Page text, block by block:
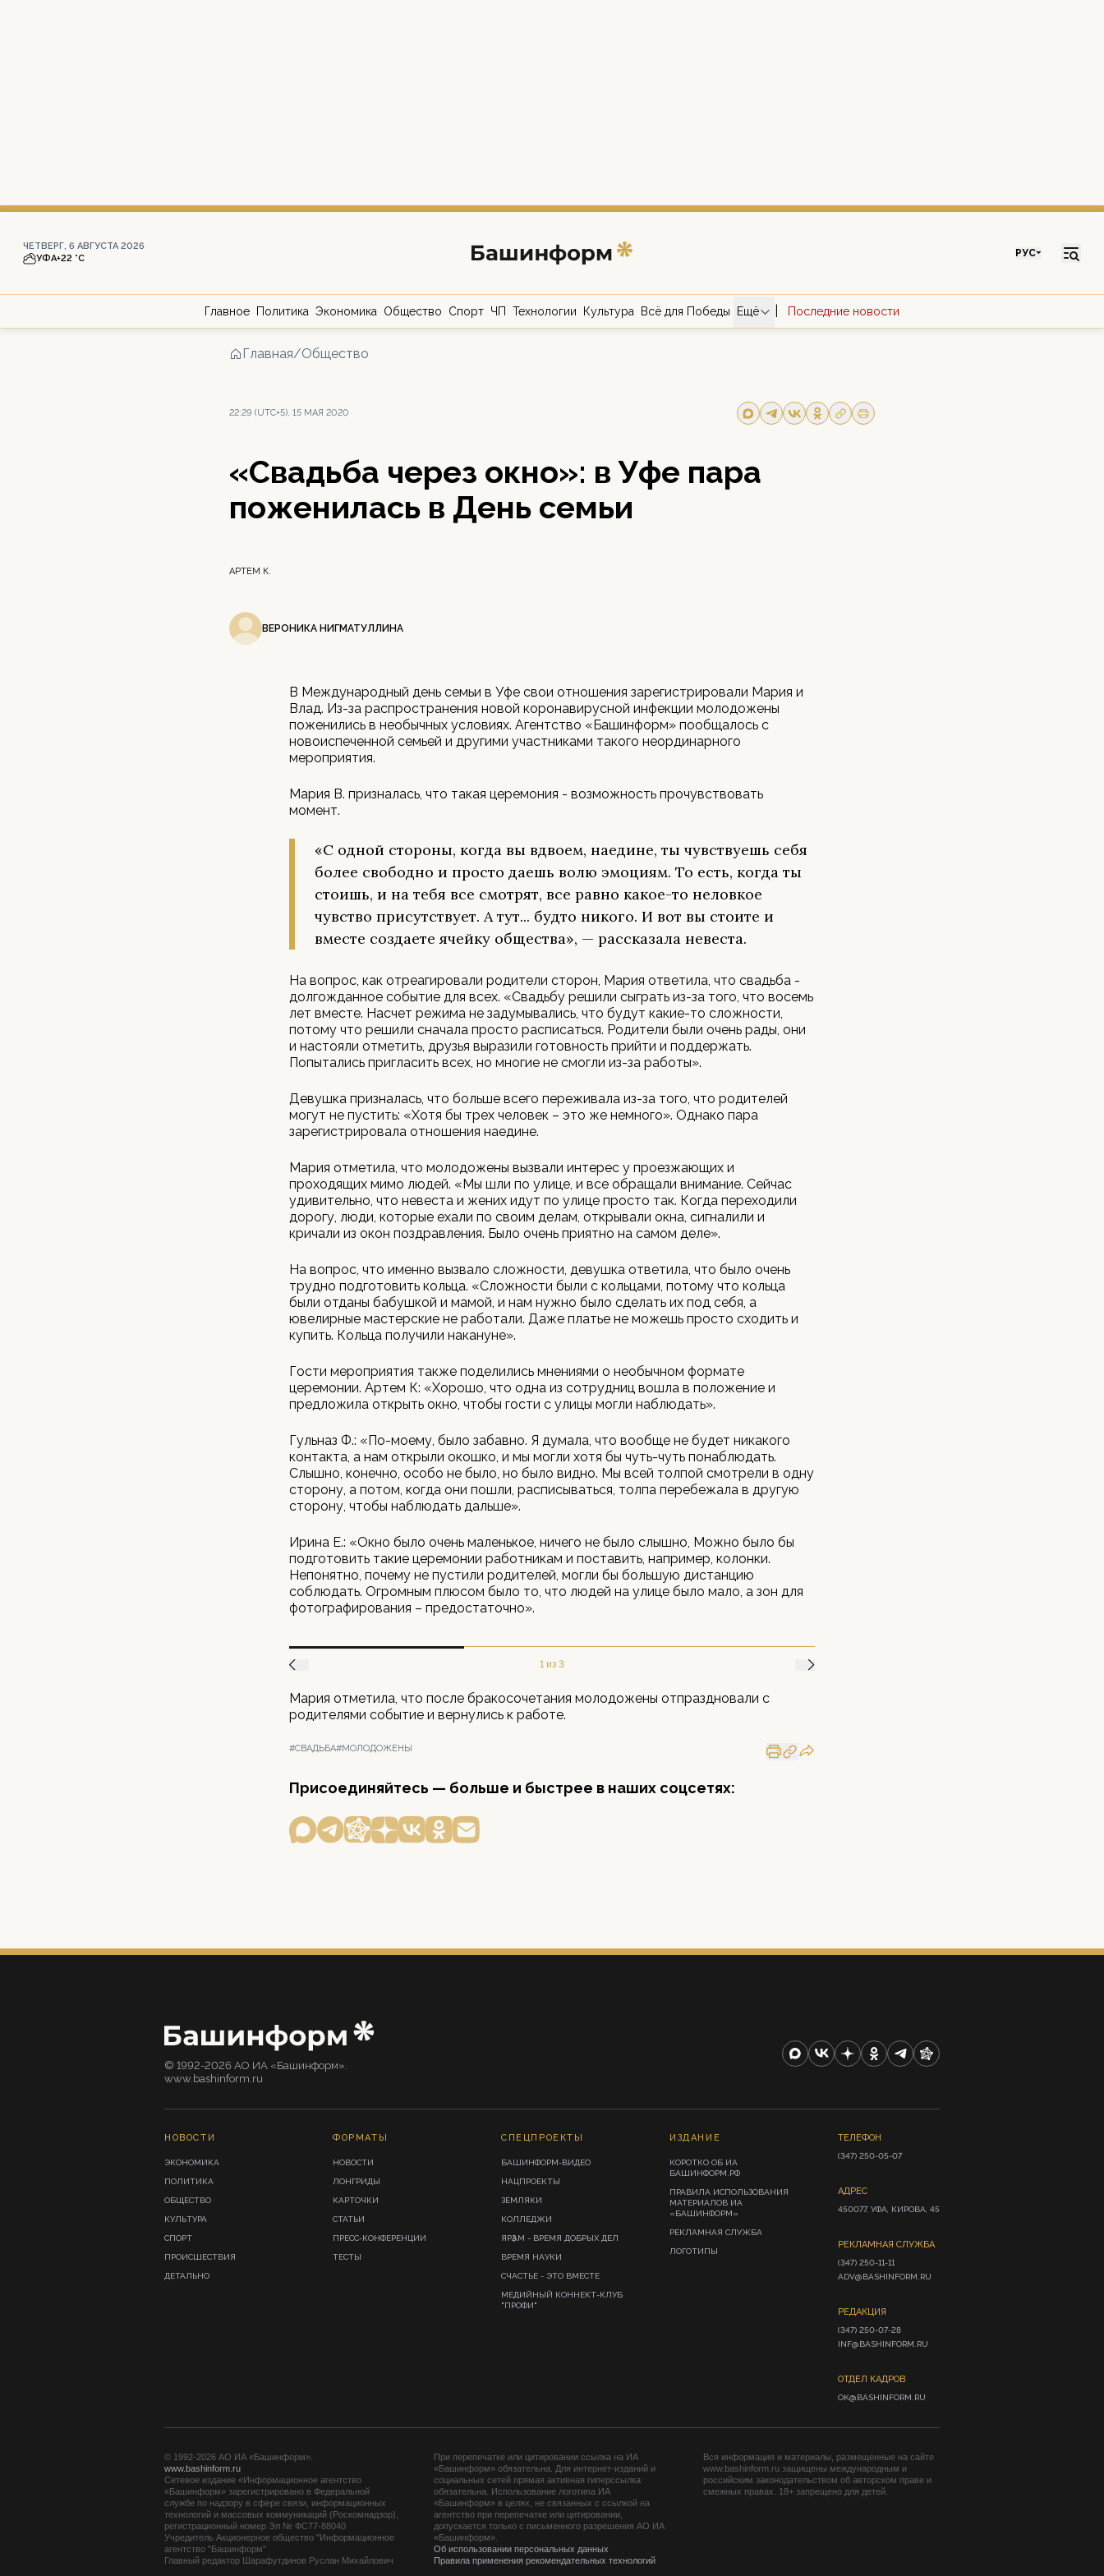
ЧЕТВЕРГ, 6 АВГУСТА 2026
УФА+22 °С РУС
Главное Политика Экономика Общество Спорт ЧП Технологии Культура Всё для Победы Ещё Последние новости
Главная/Общество
22:29 (UTC+5), 15 МАЯ 2020
«Свадьба через окно»: в Уфе пара
поженилась в День семьи
АРТЕМ К.
ВЕРОНИКА НИГМАТУЛЛИНА
В Международный день семьи в Уфе свои отношения зарегистрировали Мария и
Влад. Из-за распространения новой коронавирусной инфекции молодожены
поженились в необычных условиях. Агентство «Башинформ» пообщалось с
новоиспеченной семьей и другими участниками такого неординарного
мероприятия.
Мария В. призналась, что такая церемония - возможность прочувствовать
момент.
« С одной стороны, когда вы вдвоем, наедине, ты чувствуешь себя
более свободно и просто даешь волю эмоциям. То есть, когда ты
стоишь, и на тебя все смотрят, все равно какое-то неловкое
чувство присутствует. А тут... будто никого. И вот вы стоите и
вместе создаете ячейку общества», — рассказала невеста.
На вопрос, как отреагировали родители сторон, Мария ответила, что свадьба -
долгожданное событие для всех. « Свадьбу решили сыграть из-за того, что восемь
лет вместе. Насчет режима не задумывались, что будут какие-то сложности,
потому что решили сначала просто расписаться. Родители были очень рады, они
и настояли отметить, друзья выразили готовность прийти и поддержать.
Попытались пригласить всех, но многие не смогли из-за работы».
Девушка призналась, что больше всего переживала из-за того, что родителей
могут не пустить: «Хотя бы трех человек – это же немного». Однако пара
зарегистрировала отношения наедине.
Мария отметила, что молодожены вызвали интерес у проезжающих и
проходящих мимо людей. «Мы шли по улице, и все обращали внимание. Сейчас
удивительно, что невеста и жених идут по улице просто так. Когда переходили
дорогу, люди, которые ехали по своим делам, открывали окна, сигналили и
кричали из окон поздравления. Было очень приятно на самом деле».
На вопрос, что именно вызвало сложности, девушка ответила, что было очень
трудно подготовить кольца. «Сложности были с кольцами, потому что кольца
были отданы бабушкой и мамой, и нам нужно было сделать их под себя, а
ювелирные мастерские не работали. Даже платье не можешь просто сходить и
купить. Кольца получили накануне».
Гости мероприятия также поделились мнениями о необычном формате
церемонии. Артем К: «Хорошо, что одна из сотрудниц вошла в положение и
предложила открыть окно, чтобы гости с улицы могли наблюдать».
Гульназ Ф.: «По-моему, было забавно. Я думала, что вообще не будет никакого
контакта, а нам открыли окошко, и мы могли хотя бы чуть-чуть понаблюдать.
Слышно, конечно, особо не было, но было видно. Мы всей толпой смотрели в одну
сторону, а потом, когда они пошли, расписываться, толпа перебежала в другую
сторону, чтобы наблюдать дальше».
Ирина Е.: «Окно было очень маленькое, ничего не было слышно, Можно было бы
подготовить такие церемонии работникам и поставить, например, колонки.
Непонятно, почему не пустили родителей, могли бы большую дистанцию
соблюдать. Огромным плюсом было то, что людей на улице было мало, а зон для
фотографирования – предостаточно».
1 из 3
Мария отметила, что после бракосочетания молодожены отпраздновали с
родителями событие и вернулись к работе.
#СВАДЬБА#МОЛОДОЖЕНЫ
Присоединяйтесь — больше и быстрее в наших соцсетях:
© 1992-2026 АО ИА «Башинформ».
www.bashinform.ru
НОВОСТИ
ЭКОНОМИКА
ПОЛИТИКА
ОБЩЕСТВО
КУЛЬТУРА
СПОРТ
ПРОИСШЕСТВИЯ
ДЕТАЛЬНО
ФОРМАТЫ
НОВОСТИ
ЛОНГРИДЫ
КАРТОЧКИ
СТАТЬИ
ПРЕСС-КОНФЕРЕНЦИИ
ТЕСТЫ
СПЕЦПРОЕКТЫ
БАШИНФОРМ-ВИДЕО
НАЦПРОЕКТЫ
ЗЕМЛЯКИ
КОЛЛЕДЖИ
ЯРҘАМ - ВРЕМЯ ДОБРЫХ ДЕЛ
ВРЕМЯ НАУКИ
СЧАСТЬЕ - ЭТО ВМЕСТЕ
МЕДИЙНЫЙ КОННЕКТ-КЛУБ
"ПРОФИ"
ИЗДАНИЕ
КОРОТКО ОБ ИА
БАШИНФОРМ.РФ
ПРАВИЛА ИСПОЛЬЗОВАНИЯ
МАТЕРИАЛОВ ИА
«БАШИНФОРМ»
РЕКЛАМНАЯ СЛУЖБА
ЛОГОТИПЫ
ТЕЛЕФОН
(347) 250-05-07
АДРЕС
450077, УФА, КИРОВА, 45
РЕКЛАМНАЯ СЛУЖБА
(347) 250-11-11
ADV@BASHINFORM.RU
РЕДАКЦИЯ
(347) 250-07-28
INF@BASHINFORM.RU
ОТДЕЛ КАДРОВ
OK@BASHINFORM.RU
© 1992-2026 АО ИА «Башинформ».
www.bashinform.ru
Сетевое издание «Информационное агентство
«Башинформ» зарегистрировано в Федеральной
службе по надзору в сфере связи, информационных
технологий и массовых коммуникаций (Роскомнадзор),
регистрационный номер Эл № ФС77-88040
Учредитель Акционерное общество "Информационное
агентство "Башинформ"
Главный редактор Шарафутдинов Руслан Михайлович
При перепечатке или цитировании ссылка на ИА
«Башинформ» обязательна. Для интернет-изданий и
социальных сетей прямая активная гиперссылка
обязательна. Использование логотипа ИА
«Башинформ» в целях, не связанных с ссылкой на
агентство при перепечатке или цитировании,
допускается только с письменного разрешения АО ИА
«Башинформ».
Об использовании персональных данных
Правила применения рекомендательных технологий
Вся информация и материалы, размещенные на сайте
www.bashinform.ru защищены международным и
российским законодательством об авторском праве и
смежных правах. 18+ запрещено для детей.